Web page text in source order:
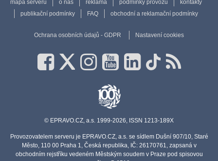
mapa serveru o nás reklama podmínky provozu
kontakty
publikační podmínky
FAQ obchodní a reklamační podmínky
Ochrana osobních údajů - GDPR Nastavení cookies
© EPRAVO.CZ, a.s. 1999-2026, ISSN 1213-189X
Provozovatelem serveru je EPRAVO.CZ, a.s. se sídlem Dušní 907/10, Staré
Město, 110 00 Praha 1, Česká republika, IČ: 26170761, zapsaná v
obchodním rejstříku vedeném Městským soudem v Praze pod spisovou